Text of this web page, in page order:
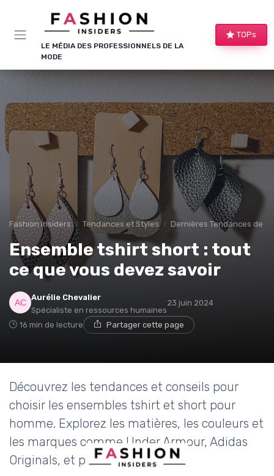
LE MÉDIA DES PROFESSIONNELS DE LA
MODE
TOPs
Fashion Insiders Tendances et Styles Dernières Tendances de
Ensemble tshirt short : tout
ce que vous devez savoir
Aurélie Chevalier
Spécialiste en ressources humaines
23 juin 2024
16 min de lecture Partager cette page
Découvrez les tendances et conseils pour
choisir les ensembles tshirt et short pour
homme. Explorez les matières, les couleurs et
les marques comme Under Armour, Adidas
Originals, et plus encore.